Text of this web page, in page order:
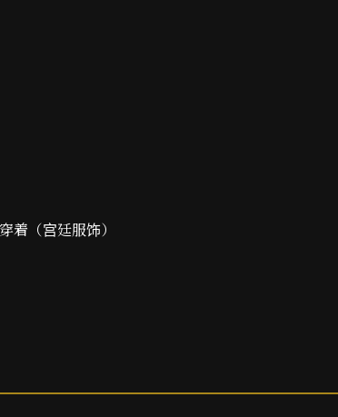
着（宫廷服饰）